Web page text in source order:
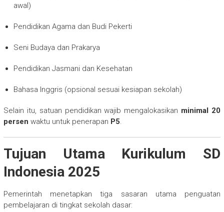
awal)
Pendidikan Agama dan Budi Pekerti
Seni Budaya dan Prakarya
Pendidikan Jasmani dan Kesehatan
Bahasa Inggris (opsional sesuai kesiapan sekolah)
Selain itu, satuan pendidikan wajib mengalokasikan minimal 20
persen waktu untuk penerapan P5.
Tujuan Utama Kurikulum SD
Indonesia 2025
Pemerintah menetapkan tiga sasaran utama penguatan
pembelajaran di tingkat sekolah dasar: